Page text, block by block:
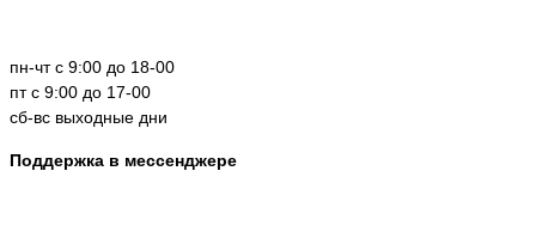
пн-чт с 9:00 до 18-00
пт с 9:00 до 17-00
сб-вс выходные дни
Поддержка в мессенджере